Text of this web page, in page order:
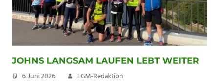
JOHNS LANGSAM LAUFEN LEBT WEITER
6. Juni 2026 LGM-Redaktion